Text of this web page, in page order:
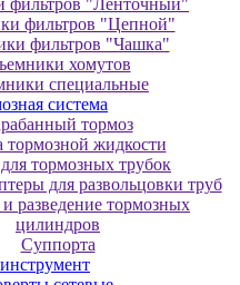
фильтров "Ленточный"
фильтров "Цепной"
фильтров "Чашка"
хомутов
специальные
система
тормоз
тормозной жидкости
тормозных трубок
для развольцовки труб
разведение тормозных
цилиндров
Суппорта